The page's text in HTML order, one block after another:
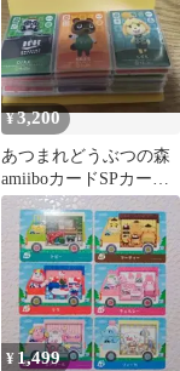
¥3,200
あつまれどうぶつの森
amiiboカードSPカード
サンリオカードその他
まとめ売り
¥ 1,499